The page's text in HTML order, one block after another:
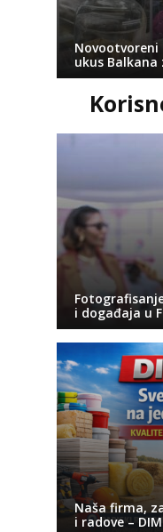
Novootvoreni
ukus Balkana
i događaja u
Naša firma,
i radove –